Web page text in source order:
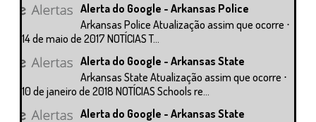
Alerta do Google - Arkansas Police
Arkansas Police Atualização assim que ocorre ⋅
14 de maio de 2017 NOTÍCIAS T...
Alerta do Google - Arkansas State
Arkansas State Atualização assim que ocorre ⋅
10 de janeiro de 2018 NOTÍCIAS Schools re...
Alerta do Google - Arkansas State